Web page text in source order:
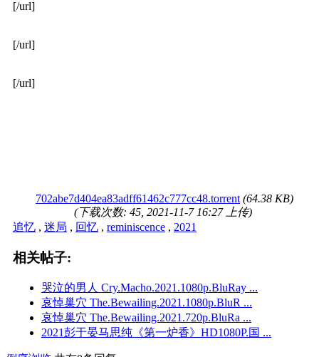
[/url]
[/url]
[/url]
702abe7d404ea83adff61462c777cc48.torrent (64.38 KB)
(下载次数: 45, 2021-11-7 16:27 上传)
追忆 , 迷局 , 回忆 , reminiscence , 2021
相关帖子:
哭泣的男人 Cry.Macho.2021.1080p.BluRay ...
哀悼巢穴 The.Bewailing.2021.1080p.BluR ...
哀悼巢穴 The.Bewailing.2021.720p.BluRa ...
2021彭于晏马思纯《第一炉香》HD1080P.国 ...